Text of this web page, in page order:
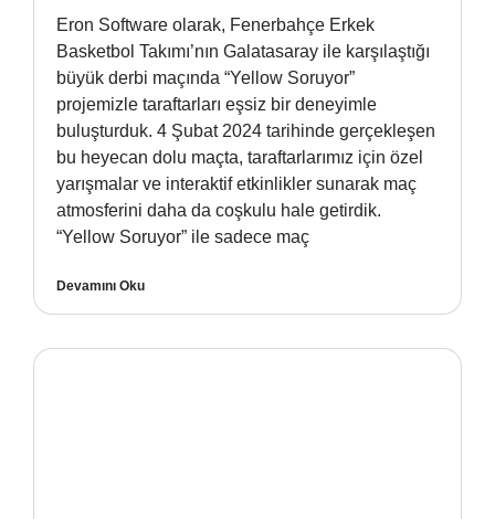
Eron Software olarak, Fenerbahçe Erkek
Basketbol Takımı’nın Galatasaray ile karşılaştığı
büyük derbi maçında “Yellow Soruyor”
projemizle taraftarları eşsiz bir deneyimle
buluşturduk. 4 Şubat 2024 tarihinde gerçekleşen
bu heyecan dolu maçta, taraftarlarımız için özel
yarışmalar ve interaktif etkinlikler sunarak maç
atmosferini daha da coşkulu hale getirdik.
“Yellow Soruyor” ile sadece maç
Devamını Oku